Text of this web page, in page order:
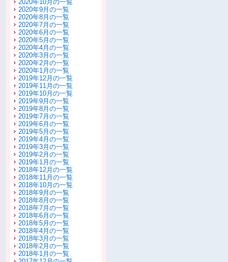
2020年10月の一覧
2020年9月の一覧
2020年8月の一覧
2020年7月の一覧
2020年6月の一覧
2020年5月の一覧
2020年4月の一覧
2020年3月の一覧
2020年2月の一覧
2020年1月の一覧
2019年12月の一覧
2019年11月の一覧
2019年10月の一覧
2019年9月の一覧
2019年8月の一覧
2019年7月の一覧
2019年6月の一覧
2019年5月の一覧
2019年4月の一覧
2019年3月の一覧
2019年2月の一覧
2019年1月の一覧
2018年12月の一覧
2018年11月の一覧
2018年10月の一覧
2018年9月の一覧
2018年8月の一覧
2018年7月の一覧
2018年6月の一覧
2018年5月の一覧
2018年4月の一覧
2018年3月の一覧
2018年2月の一覧
2018年1月の一覧